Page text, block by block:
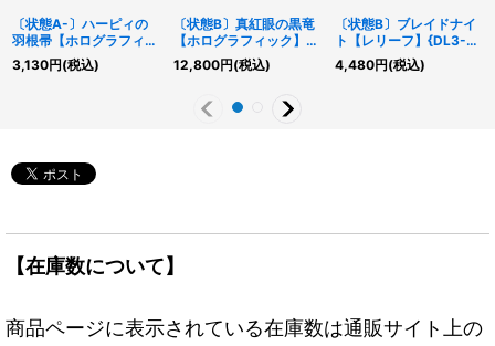
〔状態A-〕ハーピィの
羽根帚【ホログラフィッ
ク】{DP21-JP000}《魔
法》
3,130円(税込)
〔状態B〕真紅眼の黒竜
【ホログラフィック】
{DP18-JP000}《モンス
ター》
12,800円(税込)
〔状態B〕ブレイドナイ
ト【レリーフ】{DL3-
136}《モンスター》
4,480円(税込)
【在庫数について】
商品ページに表示されている在庫数は通販サイト上の